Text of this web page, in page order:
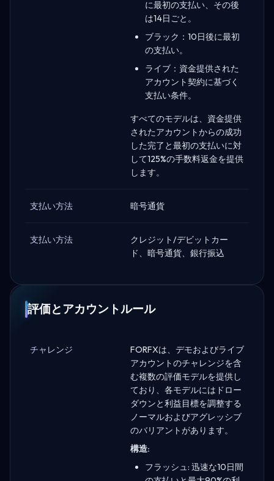
に最初の支払い、その後
は14日ごと。
ブラック：10日後に最初
の支払い。
ライブ：資金提供された
アカウント契約に基づく
支払い条件。
すべてのモデルは、資金提供
されたアカウントからの成功
した完了と最初の支払いに対
して125%の手数料返金を提供
します。
支払い方法 暗号通貨
支払い方法
クレジット/デビットカー
ド、暗号通貨、銀行振込
評価とアカウントルール
チャレンジ
FORFXは、デモおよびライブ
アカウントのチャレンジを含
む複数の評価モデルを提供し
ており、各モデルにはドロー
ダウンと利益目標を調整する
ノーマルおよびアグレッシブ
のバリアントがあります。
構造:
フラッシュ: 迅速な10日間